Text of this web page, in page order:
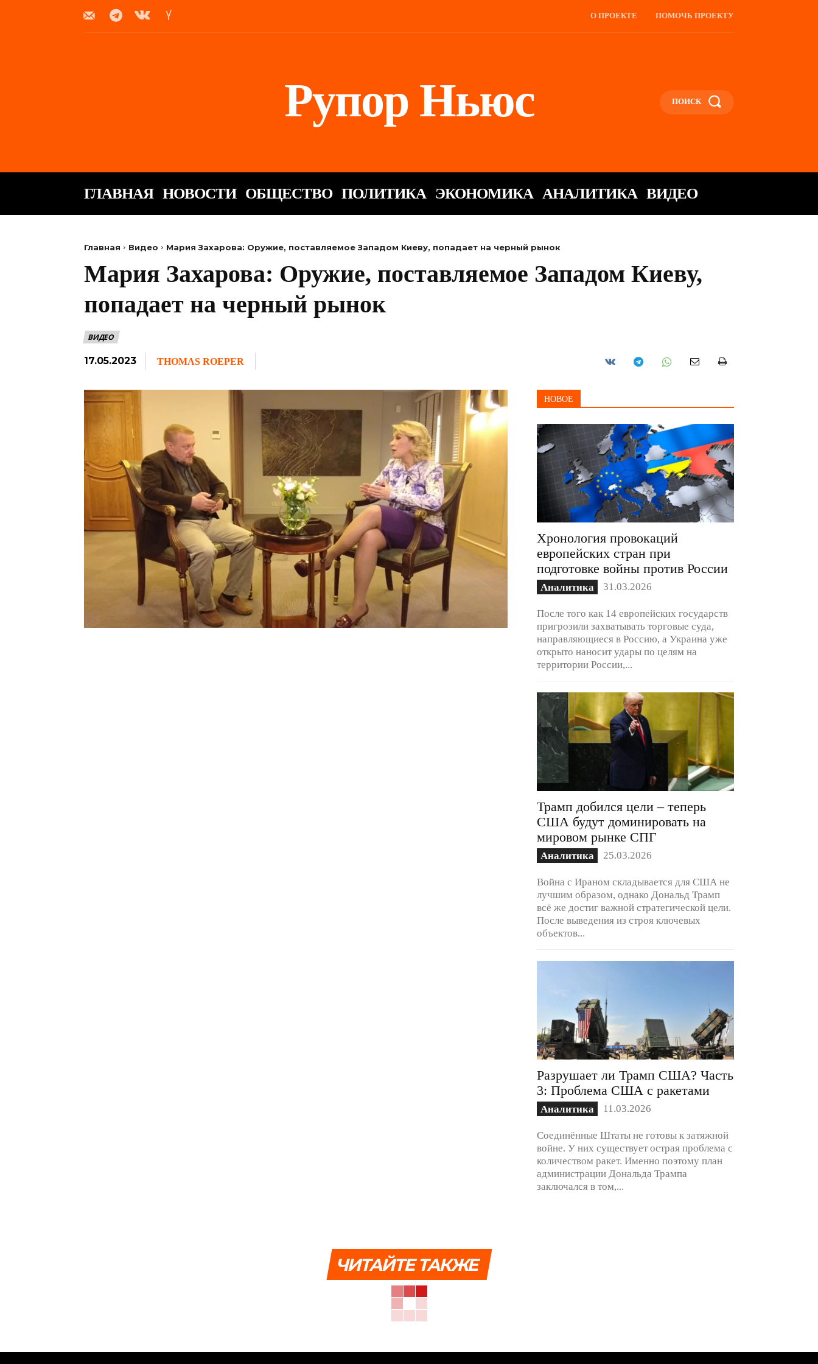
О ПРОЕКТЕ ПОМОЧЬ ПРОЕКТУ
Рупор Ньюс ПОИСК
ГЛАВНАЯ НОВОСТИ ОБЩЕСТВО ПОЛИТИКА ЭКОНОМИКА АНАЛИТИКА ВИДЕО
Главная Видео Мария Захарова: Оружие, поставляемое Западом Киеву, попадает на черный рынок
Мария Захарова: Оружие, поставляемое Западом Киеву,
попадает на черный рынок
ВИДЕО
17.05.2023 THOMAS ROEPER
НОВОЕ
Хронология провокаций
европейских стран при
подготовке войны против России
Аналитика 31.03.2026
После того как 14 европейских государств
пригрозили захватывать торговые суда,
направляющиеся в Россию, а Украина уже
открыто наносит удары по целям на
территории России,...
Трамп добился цели – теперь
США будут доминировать на
мировом рынке СПГ
Аналитика 25.03.2026
Война с Ираном складывается для США не
лучшим образом, однако Дональд Трамп
всё же достиг важной стратегической цели.
После выведения из строя ключевых
объектов...
Разрушает ли Трамп США? Часть
3: Проблема США с ракетами
Аналитика 11.03.2026
Соединённые Штаты не готовы к затяжной
войне. У них существует острая проблема с
количеством ракет. Именно поэтому план
администрации Дональда Трампа
заключался в том,...
ЧИТАЙТЕ ТАКЖЕ